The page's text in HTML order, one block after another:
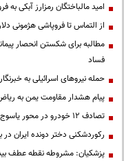
امید مالباختگان رمزارز آبکی
از التماس تا فروپاشی هژمونی
مطالبه برای شکستن انحصار
فساد
حمله نیروهای اسرائیلی به
پیام هشدار مقاومت یمن به
تصادف ۱۲ خودرو در محور یاسوج ـ اصفهان
رکوردشکنی دختر دونده ایران در
پزشکیان: مشروطه نقطه عطف